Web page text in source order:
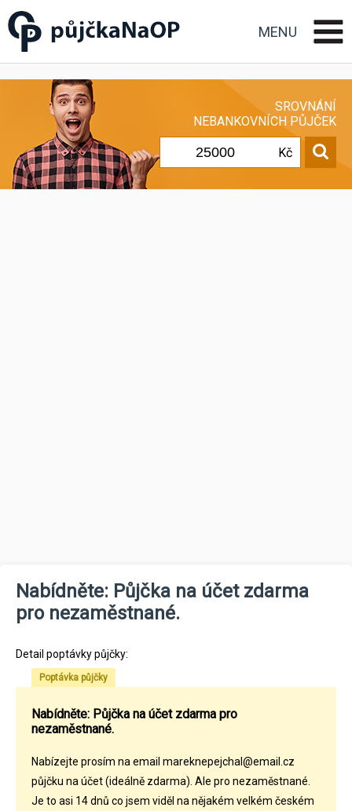
Půjčka na OP občanský
průkaz
MENU
SROVNÁNÍ
NEBANKOVNÍCH PŮJČEK
Kč
Nabídněte: Půjčka na účet zdarma
pro nezaměstnané.
Detail poptávky půjčky:
Poptávka půjčky
Nabídněte: Půjčka na účet zdarma pro
nezaměstnané.
Nabízejte prosím na email mareknepejchal@email.cz
půjčku na účet (ideálně zdarma). Ale pro nezaměstnané.
Je to asi 14 dnů co jsem viděl na nějakém velkém českém